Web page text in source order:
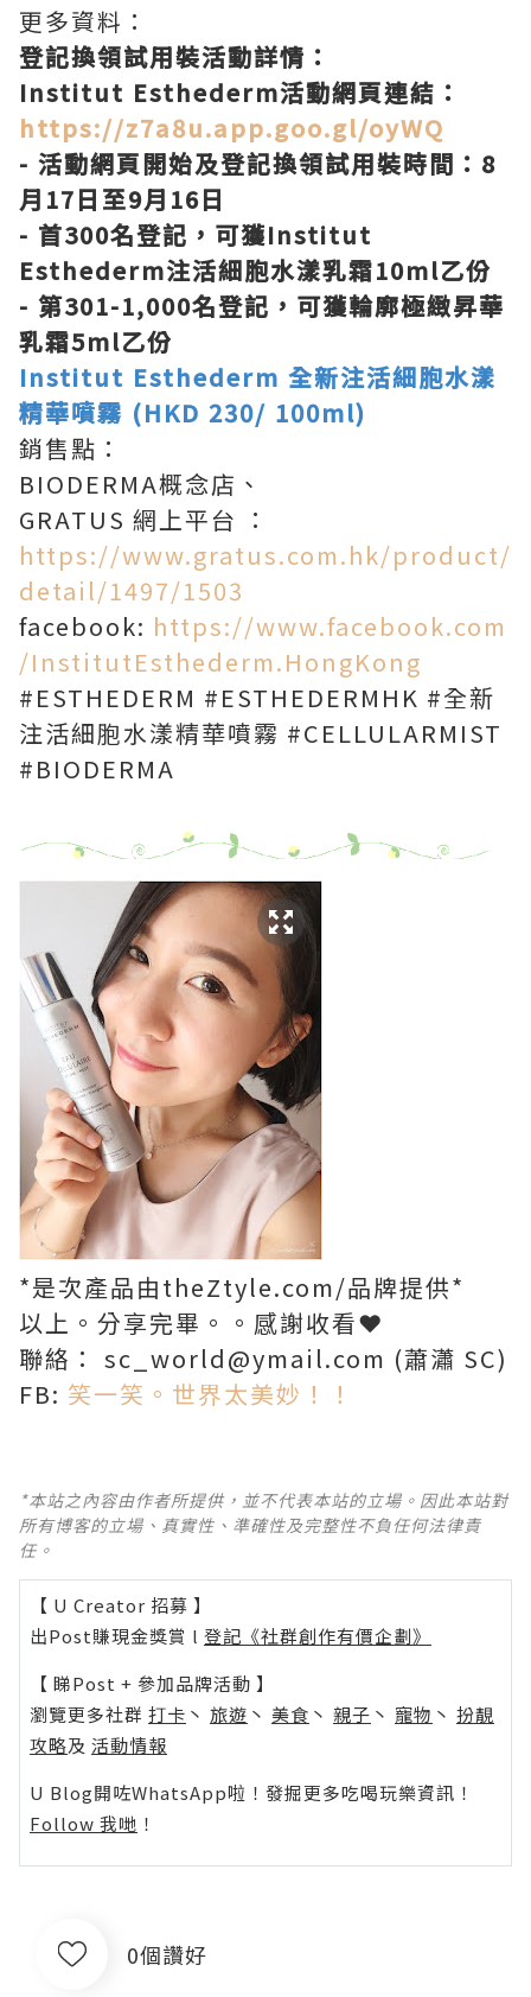
更多資料：
登記換領試用裝活動詳情：
Institut Esthederm活動網頁連結：
https://z7a8u.app.goo.gl/oyWQ
- 活動網頁開始及登記換領試用裝時間：8
月17日至9月16日
- 首300名登記，可獲Institut
Esthederm注活細胞水漾乳霜10ml乙份
- 第301-1,000名登記，可獲輪廓極緻昇華
乳霜5ml乙份
Institut Esthederm 全新注活細胞水漾
精華噴霧 (HKD 230/ 100ml)
銷售點：
BIODERMA概念店、
GRATUS 網上平台 ：
https://www.gratus.com.hk/product/
detail/1497/1503
facebook: https://www.facebook.com
/InstitutEsthederm.HongKong
#ESTHEDERM #ESTHEDERMHK #全新
注活細胞水漾精華噴霧 #CELLULARMIST
#BIODERMA
*是次產品由theZtyle.com/品牌提供*
以上。分享完畢。。感謝收看❤
聯絡： sc_world@ymail.com (蕭瀟 SC)
FB: 笑一笑。世界太美妙！！
*本站之內容由作者所提供，並不代表本站的立場。因此本站對
所有博客的立場、真實性、準確性及完整性不負任何法律責
任。
【 U Creator 招募 】
出Post賺現金獎賞 l 登記《社群創作有價企劃》
【 睇Post + 參加品牌活動 】
瀏覽更多社群 打卡 丶 旅遊 丶 美食 丶 親子 丶 寵物 丶 扮靚
攻略及 活動情報
U Blog開咗WhatsApp啦！發掘更多吃喝玩樂資訊！
Follow 我哋 ！
0個讚好